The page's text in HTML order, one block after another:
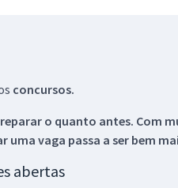
concursos.
o quanto antes. Com
uma vaga passa a ser bem
abertas